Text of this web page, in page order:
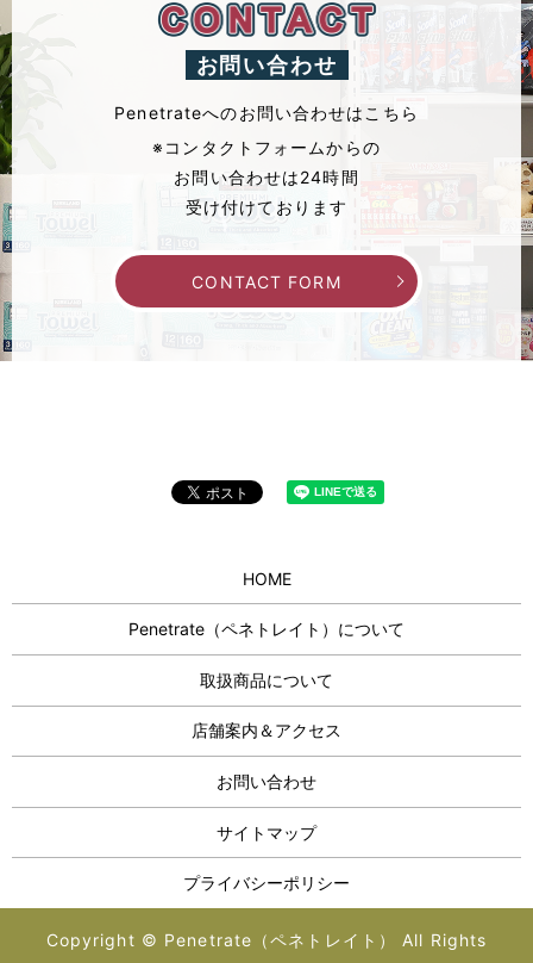
お問い合わせ
Penetrateへのお問い合わせはこちら
※コンタクトフォームからの
お問い合わせは24時間
受け付けております
CONTACT FORM
HOME
Penetrate（ペネトレイト）について
取扱商品について
店舗案内＆アクセス
お問い合わせ
サイトマップ
プライバシーポリシー
Copyright © Penetrate（ペネトレイト） All Rights